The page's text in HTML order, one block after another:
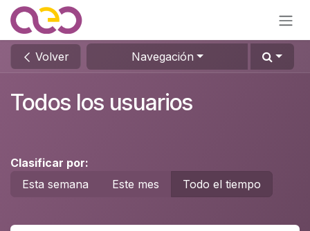
Ir al contenido
Volver Navegación
Todos los usuarios
Clasificar por:
Esta semana
Este mes Todo el tiempo